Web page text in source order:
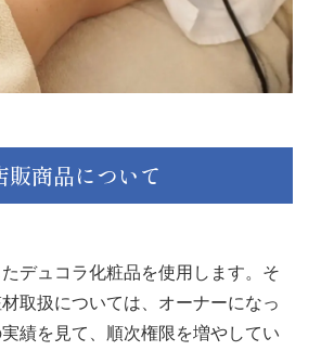
販商品について
デュコラ化粧品を使用します。そ
取扱については、オーナーになっ
績を見て、順次権限を増やしてい